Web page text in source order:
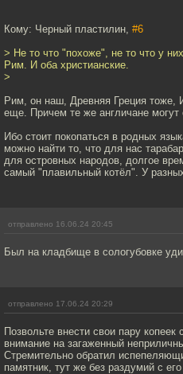
Кому: Черный пластилин, #6
> Не то что "похоже", не то что у
Рим. И оба христианские.
>
Рим, он наш, Древняя Греция тоже,
еще. Причем те же англичане могут
Ибо стоит покопаться в родных
можно найти то, что для нас
для островных народов, долгое
самый "плавильный котёл". У
отправлено 16.06.24 20:45
Был на кладбище в сологубовке
отправлено 17.06.24 20:29
Позвольте внести свои пару
внимание на загаженный
Стремительно обратил
памятник, тут же без раздумий с